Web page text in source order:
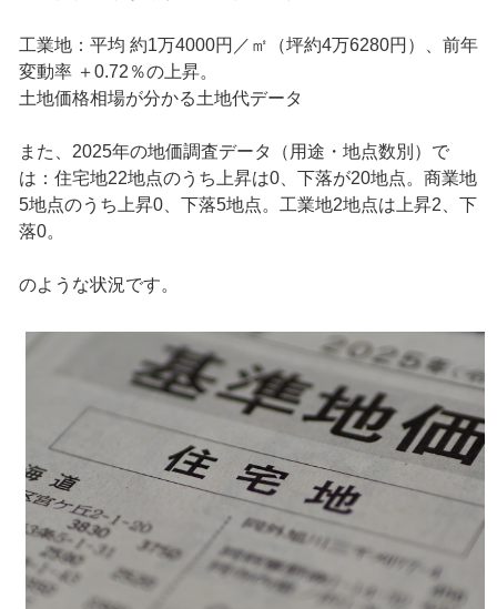
工業地：平均 約1万4000円／㎡（坪約4万6280円）、前年
変動率 ＋0.72％の上昇。
土地価格相場が分かる土地代データ
また、2025年の地価調査データ（用途・地点数別）で
は：住宅地22地点のうち上昇は0、下落が20地点。商業地
5地点のうち上昇0、下落5地点。工業地2地点は上昇2、下
落0。
のような状況です。